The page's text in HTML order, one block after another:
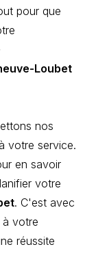
pour que
Loubet
nos
votre service.
en savoir
votre
. C'est avec
à votre
réussite